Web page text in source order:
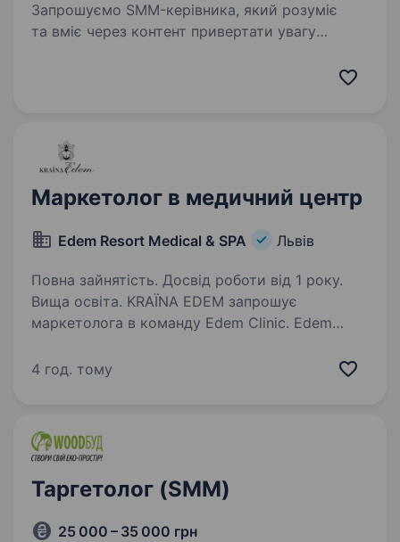
Запрошуємо SMM-керівника, який розуміє
та вміє через контент привертати увагу
та впливати на кількість звернень за якими
Маркетолог в медичний центр
Edem Resort Medical & SPA Львів
Повна зайнятість. Досвід роботи від 1 року.
Вища освіта. KRAЇNA EDEM запрошує
маркетолога в команду Edem Clinic. Edem
палацово-парковий комплекс, розташований
4 год. тому
Таргетолог (SMM)
25 000 – 35 000 грн